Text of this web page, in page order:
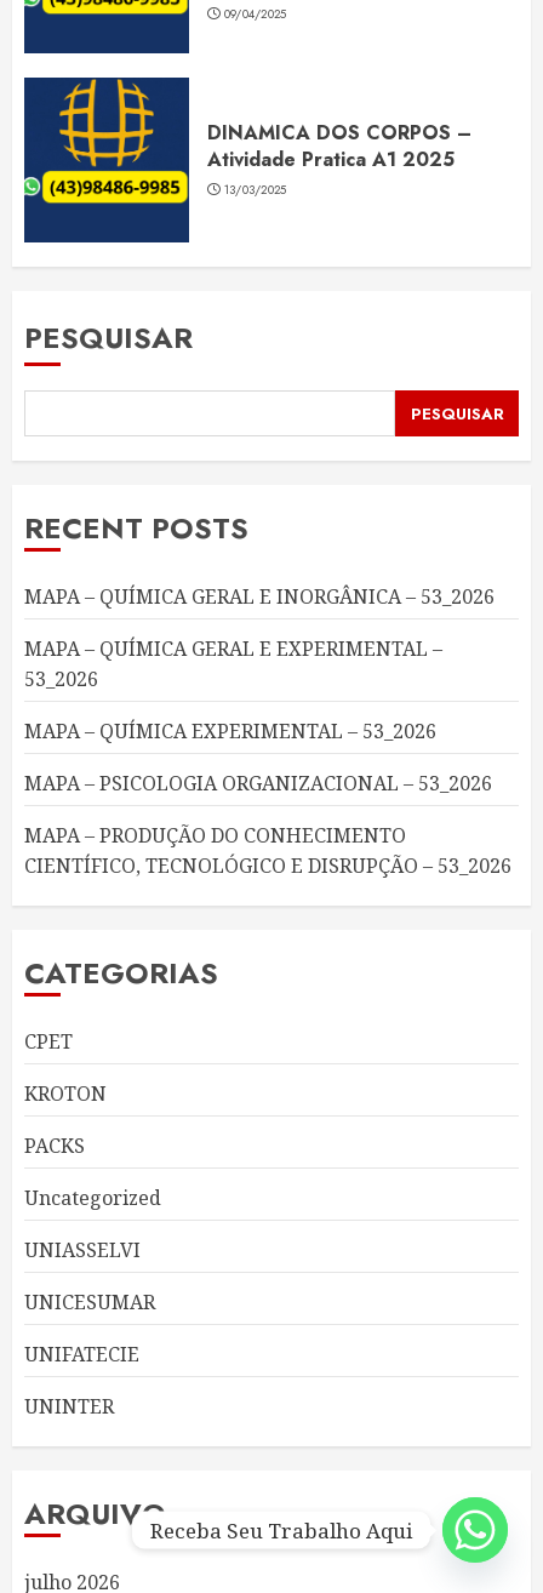
09/04/2025
DINAMICA DOS CORPOS –
Atividade Pratica A1 2025
13/03/2025
PESQUISAR
PESQUISAR
RECENT POSTS
MAPA – QUÍMICA GERAL E INORGÂNICA – 53_2026
MAPA – QUÍMICA GERAL E EXPERIMENTAL –
53_2026
MAPA – QUÍMICA EXPERIMENTAL – 53_2026
MAPA – PSICOLOGIA ORGANIZACIONAL – 53_2026
MAPA – PRODUÇÃO DO CONHECIMENTO
CIENTÍFICO, TECNOLÓGICO E DISRUPÇÃO – 53_2026
CATEGORIAS
CPET
KROTON
PACKS
Uncategorized
UNIASSELVI
UNICESUMAR
UNIFATECIE
UNINTER
ARQUIVO
julho 2026
Receba Seu Trabalho Aqui